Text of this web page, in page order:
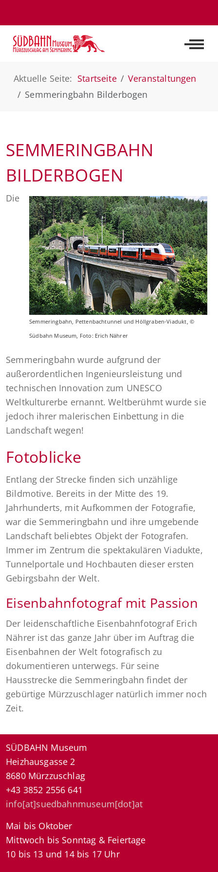
Off-
Aktuelle Seite: Startseite
Veranstaltungen
Semmeringbahn Bilderbogen
SEMMERINGBAHN
BILDERBOGEN
Semmeringbahn, Pettenbachtunnel und Höllgraben-Viadukt, ©
Südbahn Museum, Foto: Erich Nährer
Die
Semmeringbahn wurde aufgrund der
außerordentlichen Ingenieursleistung und
technischen Innovation zum UNESCO
Weltkulturerbe ernannt. Weltberühmt wurde sie
jedoch ihrer malerischen Einbettung in die
Landschaft wegen!
Fotoblicke
Entlang der Strecke finden sich unzählige
Bildmotive. Bereits in der Mitte des 19.
Jahrhunderts, mit Aufkommen der Fotografie,
war die Semmeringbahn und ihre umgebende
Landschaft beliebtes Objekt der Fotografen.
Immer im Zentrum die spektakulären Viadukte,
Tunnelportale und Hochbauten dieser ersten
Gebirgsbahn der Welt.
Eisenbahnfotograf mit Passion
Der leidenschaftliche Eisenbahnfotograf Erich
Nährer ist das ganze Jahr über im Auftrag die
Eisenbahnen der Welt fotografisch zu
dokumentieren unterwegs. Für seine
Hausstrecke die Semmeringbahn findet der
gebürtige Mürzzuschlager natürlich immer noch
Zeit.
SÜDBAHN Museum
Heizhausgasse 2
8680 Mürzzuschlag
+43 3852 2556 641
info[at]suedbahnmuseum[dot]at
Mai bis Oktober
Mittwoch bis Sonntag & Feiertage
10 bis 13 und 14 bis 17 Uhr